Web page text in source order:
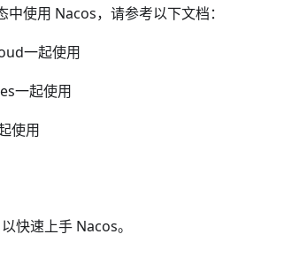
中使用 Nacos，请参考以下文档：
一起使用
一起使用
使用
以快速上手 Nacos。